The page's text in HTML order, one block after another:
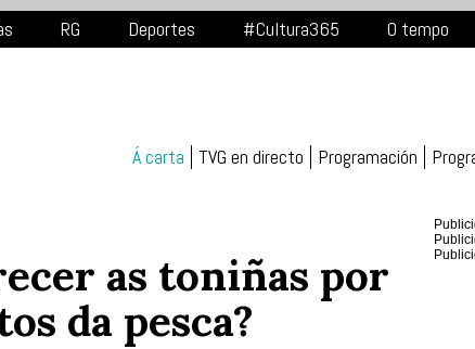
RG Deportes #Cultura365 O tempo
Á carta TVG en directo Programación
as toniñas por
da pesca?